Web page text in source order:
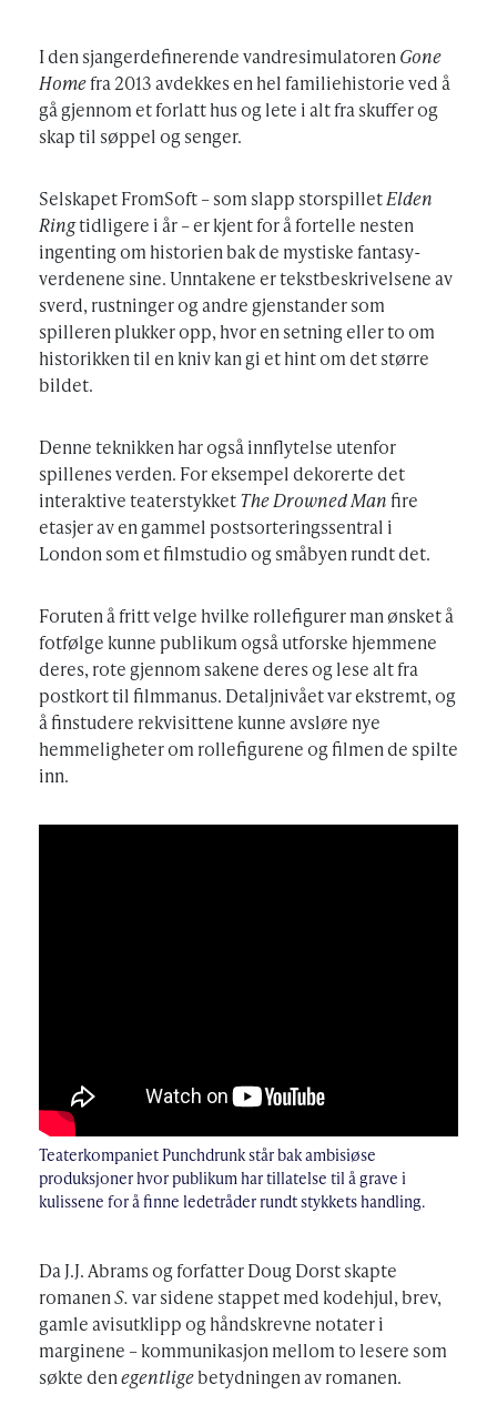
I den sjangerdefinerende vandresimulatorenGone
Homefra 2013 avdekkes en hel familiehistorie ved å
gå gjennom et forlatt hus og lete i alt fra skuffer og
skap til søppel og senger.
Selskapet FromSoft – som slapp storspilletElden
Ringtidligere i år – er kjent for å fortelle nesten
ingenting om historien bak de mystiske fantasy-
verdenene sine. Unntakene er tekstbeskrivelsene av
sverd, rustninger og andre gjenstander som
spilleren plukker opp, hvor en setning eller to om
historikken til en kniv kan gi et hint om det større
bildet.
Denne teknikken har også innflytelse utenfor
spillenes verden. For eksempel dekorerte det
interaktive teaterstykketThe Drowned Manfire
etasjer av en gammel postsorteringssentral i
London som et filmstudio og småbyen rundt det.
Foruten å fritt velge hvilke rollefigurer man ønsket å
fotfølge kunne publikum også utforske hjemmene
deres, rote gjennom sakene deres og lese alt fra
postkort til filmmanus. Detaljnivået var ekstremt, og
å finstudere rekvisittene kunne avsløre nye
hemmeligheter om rollefigurene og filmen de spilte
inn.
Teaterkompaniet Punchdrunk står bak ambisiøse
produksjoner hvor publikum har tillatelse til å grave i
kulissene for å finne ledetråder rundt stykkets handling.
Da J.J. Abrams og forfatter Doug Dorst skapte
romanenS.var sidene stappet med kodehjul, brev,
gamle avisutklipp og håndskrevne notater i
marginene – kommunikasjon mellom to lesere som
søkte denegentligebetydningen av romanen.